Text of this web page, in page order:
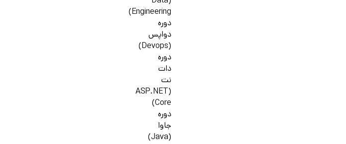
Engineering)
دوره
دواپس
(Devops)
دوره
دات
نت
(ASP.NET
Core)
دوره
جاوا
(Java)